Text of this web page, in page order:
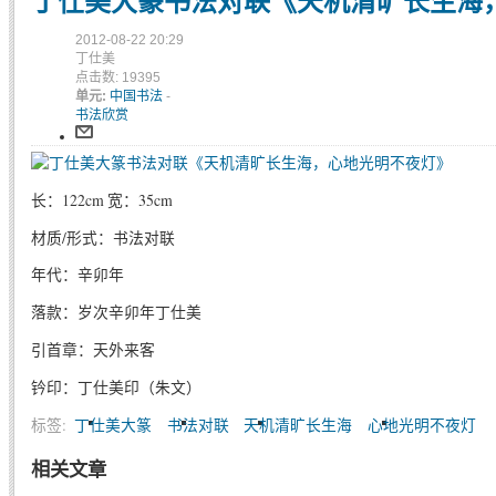
2012-08-22 20:29
丁仕美
点击数: 19395
单元: 中国书法 -
书法欣赏
长：122cm 宽：35cm
材质/形式：书法对联
年代：辛卯年
落款：岁次辛卯年丁仕美
引首章：天外来客
钤印：丁仕美印（朱文）
标签: 丁仕美大篆 书法对联 天机清旷长生海 心地光明不夜灯
相关文章